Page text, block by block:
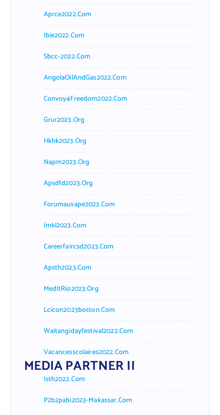
Aprce2022.com
Ibie2022.com
Sbcc-2022.com
AngolaOilAndGas2022.com
Convoy4Freedom2022.com
Grur2023.org
Hkhk2023.org
Napm2023.org
Apsdfd2023.org
Forumausape2023.com
Imkl2023.com
Careerfaircsd2023.com
Apsth2023.com
MedItRio2023.org
Lcicon2023boston.com
Waitangidayfestival2022.com
Vacancesscolaires2022.com
MEDIA PARTNER II
Isth2022.com
P2b2pabi2023-Makassar.com